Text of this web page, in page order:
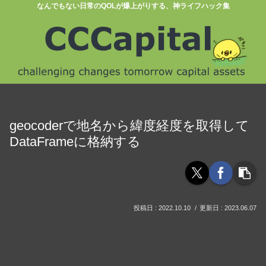
なんでもない日常のQOLが爆上がりする、神ライフハック集
geocoderで地名から緯度経度を取得して
DataFrameに格納する
2022.10.10 2023.06.07